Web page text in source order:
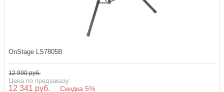
OnStage LS7805B
12 990 руб.
Цена по предзаказу:
12 341 руб. Скидка 5%